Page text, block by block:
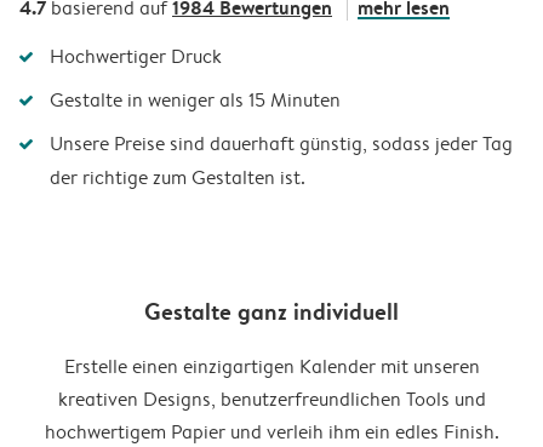
4.7 basierend auf1984 Bewertungen mehr lesen
Hochwertiger Druck
Gestalte in weniger als 15 Minuten
Unsere Preise sind dauerhaft günstig, sodass jeder Tag
der richtige zum Gestalten ist.
Gestalte ganz individuell
Erstelle einen einzigartigen Kalender mit unseren
kreativen Designs, benutzerfreundlichen Tools und
hochwertigem Papier und verleih ihm ein edles Finish.